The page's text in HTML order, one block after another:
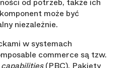
może być
niezależnie.
w systemach
commerce są tzw.